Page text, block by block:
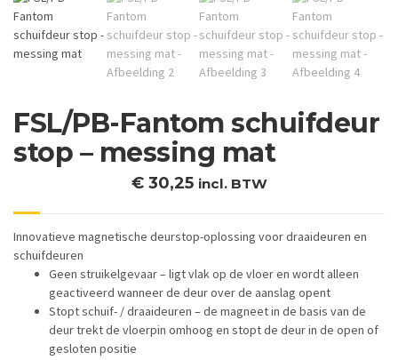
FSL/PB-Fantom schuifdeur
stop – messing mat
€30,25 incl. BTW
Innovatieve magnetische deurstop-oplossing voor draaideuren en
schuifdeuren
Geen struikelgevaar – ligt vlak op de vloer en wordt alleen
geactiveerd wanneer de deur over de aanslag opent
Stopt schuif- / draaideuren – de magneet in de basis van de
deur trekt de vloerpin omhoog en stopt de deur in de open of
gesloten positie